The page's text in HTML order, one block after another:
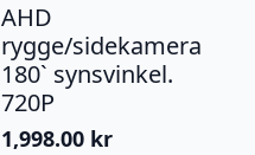
AHD
rygge/sidekamera
180` synsvinkel.
720P
1,998.00 kr